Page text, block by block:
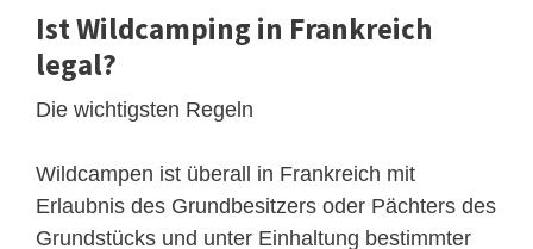
Ist Wildcamping in Frankreich
legal?
Die wichtigsten Regeln
Wildcampen ist überall in Frankreich mit
Erlaubnis des Grundbesitzers oder Pächters des
Grundstücks und unter Einhaltung bestimmter